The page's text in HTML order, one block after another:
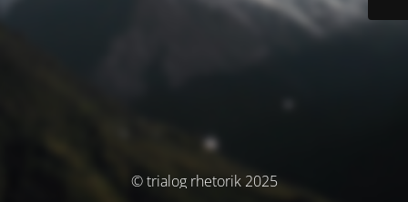
© trialog rhetorik 2025